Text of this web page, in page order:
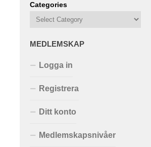
Categories
MEDLEMSKAP
Logga in
Registrera
Ditt konto
Medlemskapsnivåer